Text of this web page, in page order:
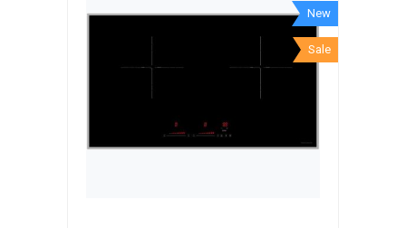
New
Sale